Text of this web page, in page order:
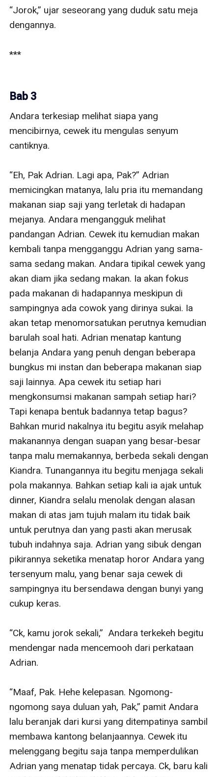
“Jorok,” ujar seseorang yang duduk satu meja
dengannya.
***
Bab 3
Andara terkesiap melihat siapa yang
mencibirnya, cewek itu mengulas senyum
cantiknya.
“Eh, Pak Adrian. Lagi apa, Pak?” Adrian
memicingkan matanya, lalu pria itu memandang
makanan siap saji yang terletak di hadapan
mejanya. Andara mengangguk melihat
pandangan Adrian. Cewek itu kemudian makan
kembali tanpa mengganggu Adrian yang sama-
sama sedang makan. Andara tipikal cewek yang
akan diam jika sedang makan. Ia akan fokus
pada makanan di hadapannya meskipun di
sampingnya ada cowok yang dirinya sukai. Ia
akan tetap menomorsatukan perutnya kemudian
barulah soal hati. Adrian menatap kantung
belanja Andara yang penuh dengan beberapa
bungkus mi instan dan beberapa makanan siap
saji lainnya. Apa cewek itu setiap hari
mengkonsumsi makanan sampah setiap hari?
Tapi kenapa bentuk badannya tetap bagus?
Bahkan murid nakalnya itu begitu asyik melahap
makanannya dengan suapan yang besar-besar
tanpa malu memakannya, berbeda sekali dengan
Kiandra. Tunangannya itu begitu menjaga sekali
pola makannya. Bahkan setiap kali ia ajak untuk
dinner, Kiandra selalu menolak dengan alasan
makan di atas jam tujuh malam itu tidak baik
untuk perutnya dan yang pasti akan merusak
tubuh indahnya saja. Adrian yang sibuk dengan
pikirannya seketika menatap horor Andara yang
tersenyum malu, yang benar saja cewek di
sampingnya itu bersendawa dengan bunyi yang
cukup keras.
“Ck, kamu jorok sekali,”  Andara terkekeh begitu
mendengar nada mencemooh dari perkataan
Adrian.
“Maaf, Pak. Hehe kelepasan. Ngomong-
ngomong saya duluan yah, Pak,” pamit Andara
lalu beranjak dari kursi yang ditempatinya sambil
membawa kantong belanjaannya. Cewek itu
melenggang begitu saja tanpa memperdulikan
Adrian yang menatap tidak percaya. Ck, baru kali